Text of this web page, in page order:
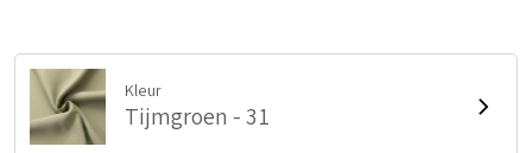
Kleur
Tijmgroen - 31